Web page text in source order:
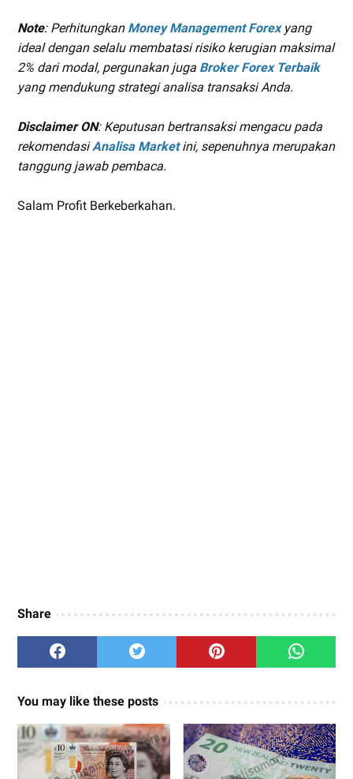
Note: Perhitungkan Money Management Forexyang
ideal dengan selalu membatasi risiko kerugian maksimal
2% dari modal, pergunakan juga Broker Forex Terbaik
yang mendukung strategi analisa transaksi Anda.
Disclaimer ON: Keputusan bertransaksi mengacu pada
rekomendasiAnalisa Marketini, sepenuhnya merupakan
tanggung jawab pembaca.
Salam Profit Berkeberkahan.
Share
You may like these posts